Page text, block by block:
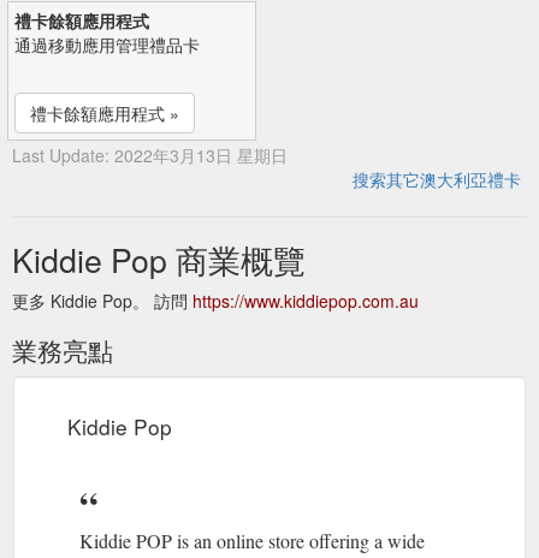
禮卡餘額應用程式
通過移動應用管理禮品卡
禮卡餘額應用程式 »
Last Update: 2022年3月13日 星期日
搜索其它澳大利亞禮卡
Kiddie Pop 商業概覽
更多 Kiddie Pop。 訪問 https://www.kiddiepop.com.au
業務亮點
Kiddie Pop
Kiddie POP is an online store offering a wide